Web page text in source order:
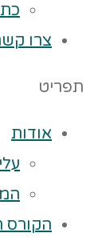
צרו
תפריט
אודות
עלי
הקורס